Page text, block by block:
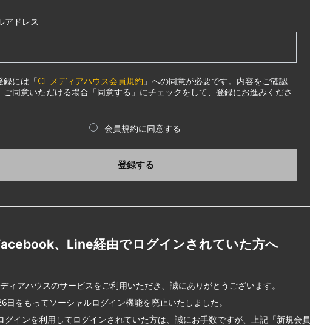
アドレス
録には「CEメディアハウス会員規約 」への同意が必要です。内容をご確認
ご同意いただける場合「同意する」にチェックをして、登録にお進みくださ
会員規約に同意する
登録する
、Line経由でログインされていた方へ
ィアハウスのサービスをご利用いただき、誠にありがとうございます。
日をもってソーシャルログイン機能を廃止いたしました。
グインを利用してログインされていた方は、誠にお手数ですが、上記「新規会員